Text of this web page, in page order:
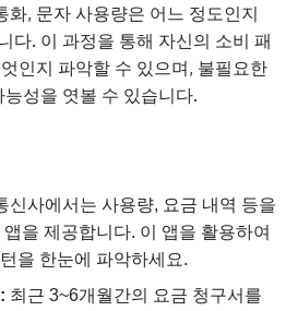
화, 문자 사용량은 어느 정도인지
다. 이 과정을 통해 자신의 소비 패
인지 파악할 수 있으며, 불필요한
성을 엿볼 수 있습니다.
신사에서는 사용량, 요금 내역 등을
을 제공합니다. 이 앱을 활용하여
을 한눈에 파악하세요.
최근 3~6개월간의 요금 청구서를